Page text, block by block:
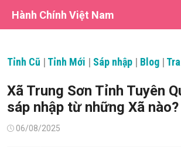
Hành Chính Việt Nam
Tỉnh Cũ | Tỉnh Mới | Sáp nhập | Blog |
Xã Trung Sơn Tỉnh Tuyên
sáp nhập từ những Xã nào?
Đăng06/08/2025